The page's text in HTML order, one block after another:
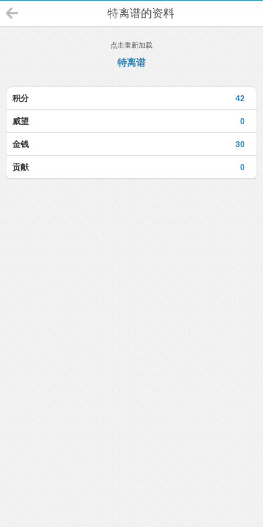
特离谱的资料
点击重新加载
特离谱
42
积分
0
威望
30
金钱
0
贡献